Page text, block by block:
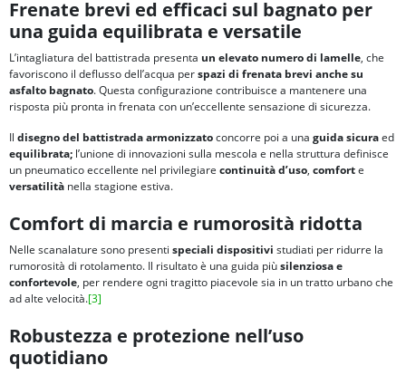
Frenate brevi ed efficaci sul bagnato per
una guida equilibrata e versatile
L’intagliatura del battistrada presenta un elevato numero di lamelle, che
favoriscono il deflusso dell’acqua perspazi di frenata brevi anche su
asfalto bagnato. Questa configurazione contribuisce a mantenere una
risposta più pronta in frenata con un’eccellente sensazione di sicurezza.
Il disegno del battistrada armonizzatoconcorre poi a una guida sicuraed
equilibrata; l’unione di innovazioni sulla mescola e nella struttura definisce
un pneumatico eccellente nel privilegiare continuità d’uso, comforte
versatilità nella stagione estiva.
Comfort di marcia e rumorosità ridotta
Nelle scanalature sono presenti speciali dispositivi studiati per ridurre la
rumorosità di rotolamento. Il risultato è una guida piùsilenziosa e
confortevole, per rendere ogni tragitto piacevole sia in un tratto urbano che
ad alte velocità.[3]
Robustezza e protezione nell’uso
quotidiano